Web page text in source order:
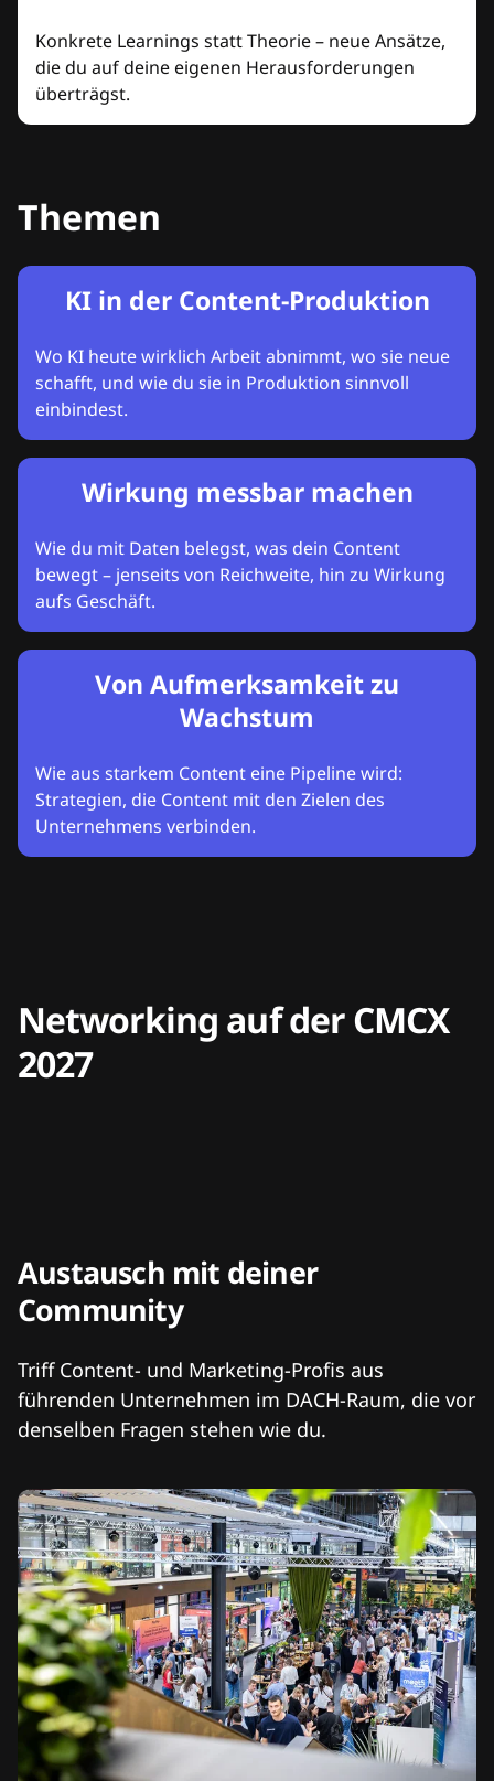
Konkrete Learnings statt Theorie – neue Ansätze,
die du auf deine eigenen Herausforderungen
überträgst.
Themen
KI in der Content-Produktion
Wo KI heute wirklich Arbeit abnimmt, wo sie neue
schafft, und wie du sie in Produktion sinnvoll
einbindest.
Wirkung messbar machen
Wie du mit Daten belegst, was dein Content
bewegt – jenseits von Reichweite, hin zu Wirkung
aufs Geschäft.
Von Aufmerksamkeit zu
Wachstum
Wie aus starkem Content eine Pipeline wird:
Strategien, die Content mit den Zielen des
Unternehmens verbinden.
Networking auf der CMCX
2027
Austausch mit deiner
Community
Triff Content- und Marketing-Profis aus
führenden Unternehmen im DACH-Raum, die vor
denselben Fragen stehen wie du.